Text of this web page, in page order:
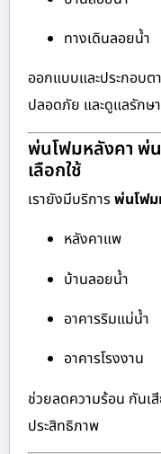
ทางเดินลอยน้ำ
ออกแบบและประกอบต
ปลอดภัย และดูแลรักษ
พ่นโฟมหลังคา พ่
เลือกใช้
เรายังมีบริการพ่นโฟม
หลังคาแพ
บ้านลอยน้ำ
อาคารริมแม่น้ำ
อาคารโรงงาน
ช่วยลดความร้อน กันเ
ประสิทธิภาพ